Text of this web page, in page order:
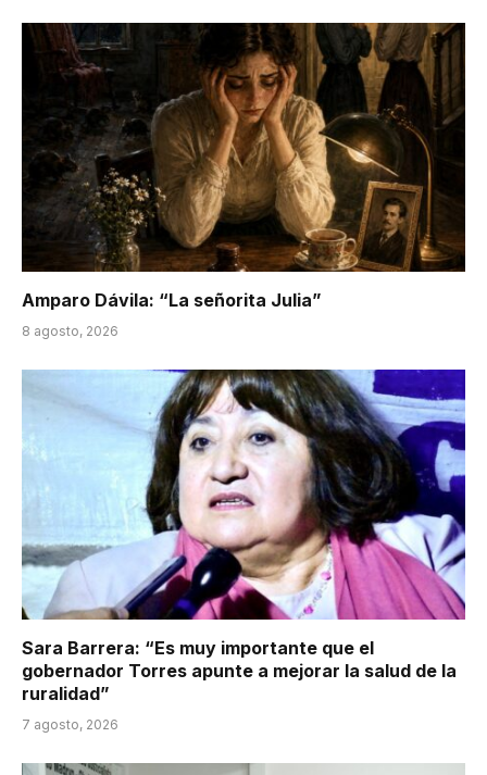
Amparo Dávila: “La señorita Julia”
8 agosto, 2026
Sara Barrera: “Es muy importante que el
gobernador Torres apunte a mejorar la salud de la
ruralidad”
7 agosto, 2026